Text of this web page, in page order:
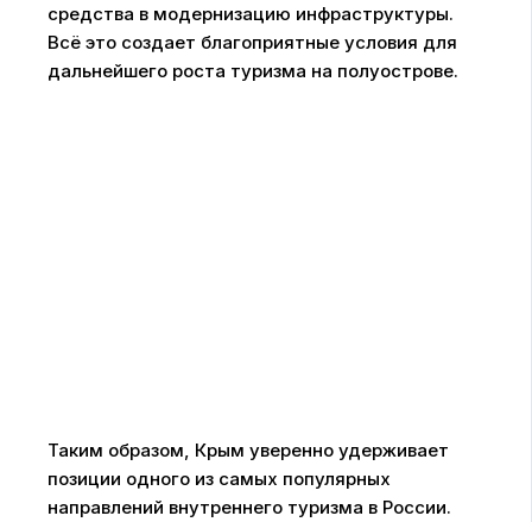
средства в модернизацию инфраструктуры.
Всё это создает благоприятные условия для
дальнейшего роста туризма на полуострове.
Таким образом, Крым уверенно удерживает
позиции одного из самых популярных
направлений внутреннего туризма в России.